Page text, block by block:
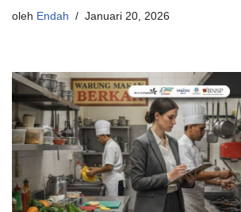
oleh Endah Januari 20, 2026